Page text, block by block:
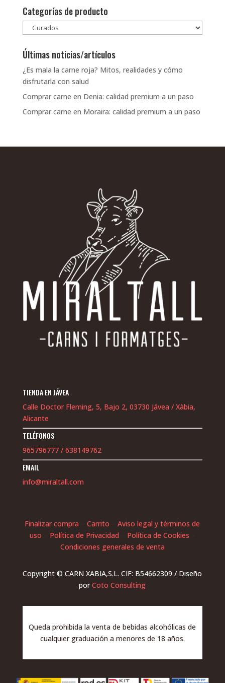
Categorías de producto
Últimas noticias/artículos
¿Es mala la carne roja? Mitos, realidades y cómo
disfrutarla con salud
Comprar carne en Denia: calidad premium a un paso
Comprar carne en Moraira: calidad premium a un paso
TIENDA EN JÁVEA
Calle Doctor Fleming, 5, Bajo 2, 03730 Jávea / Xàbia,
Alicante
TELÉFONOS
965796777/ 638149762
EMAIL
info@miraltall.com
Finalizar compra –Carrito –Aviso legal y términos de
uso
Política de Privacidad Política de Cookies
Condiciones generales de venta
Copyright © CARN XABIA,S.L. CIF: B54662309 / Diseño
porCoto Consulting
Queda prohibida la venta de bebidas alcohólicas de
cualquier graduación a menores de 18 años.